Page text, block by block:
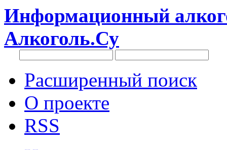
Информационный
Алкоголь.Су
Расширенный поиск
О проекте
RSS